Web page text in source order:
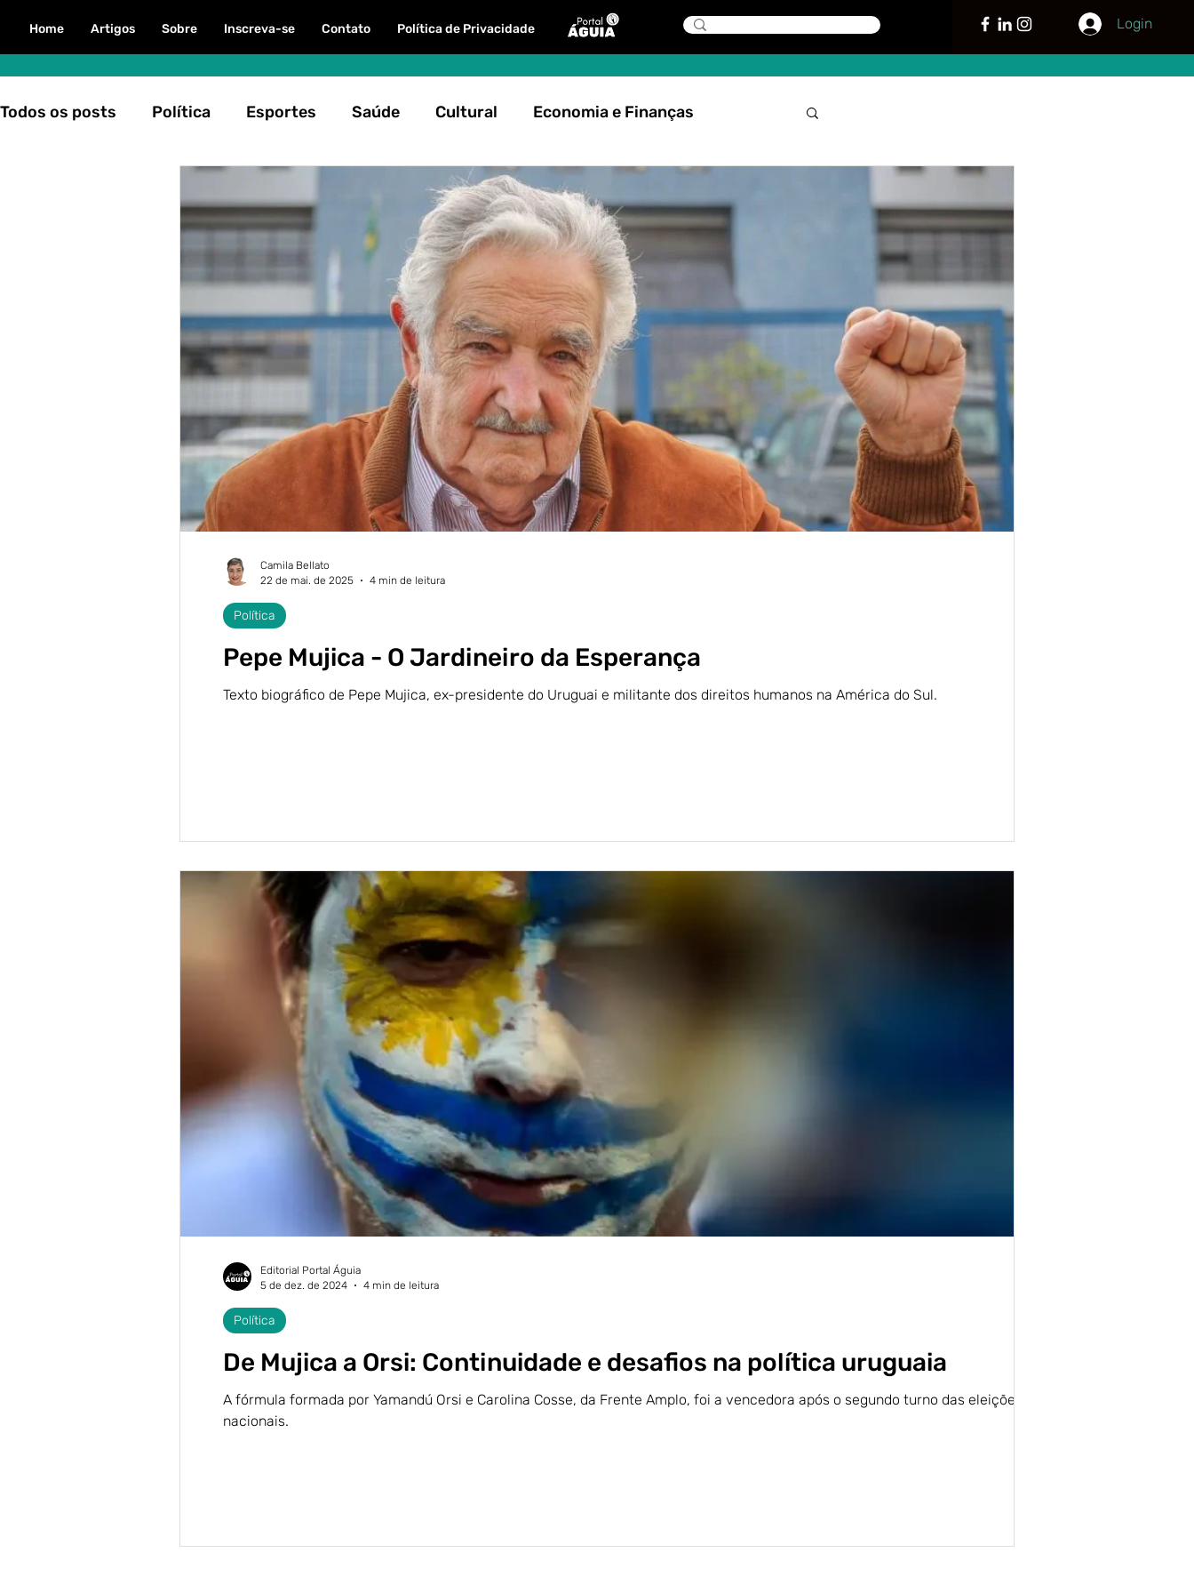
Home Artigos Sobre Inscreva-se Contato Política de Privacidade Login
Todos os posts Política Esportes Saúde Cultural Economia e Finanças
Tecnologia
Curiosidades Personalidade Educação Comunicação
Curadoria Águia Justiça Meio Ambiente Dica Águia Águia indica
Relações Internacionais
Pepe Mujica - O Jardineiro da Esperança
Texto biográfico de Pepe Mujica, ex-presidente do Uruguai e militante dos direitos humanos na América do Sul.
Política
Camila Bellato
22 de mai. de 2025
4 min de leitura
De Mujica a Orsi: Continuidade e desafios na política uruguaia
A fórmula formada por Yamandú Orsi e Carolina Cosse, da Frente Amplo, foi a vencedora após o segundo turno das eleições
nacionais.
Política
Editorial Portal Águia
5 de dez. de 2024
4 min de leitura